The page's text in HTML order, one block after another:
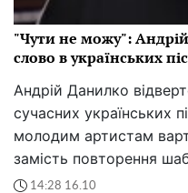
"Чути не можу":
слово в українських
Андрій Данилко
сучасних українських
молодим артистам
замість повторення
14:28 16.10